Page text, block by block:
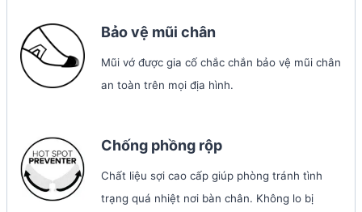
Bảo vệ mũi chân
Mũi vớ được gia cố chắc chắn bảo vệ mũi chân
an toàn trên mọi địa hình.
Chống phồng rộp
Chất liệu sợi cao cấp giúp phòng tránh tình
trạng quá nhiệt nơi bàn chân. Không lo bị